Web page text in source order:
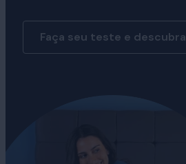
Faça seu teste e descubra